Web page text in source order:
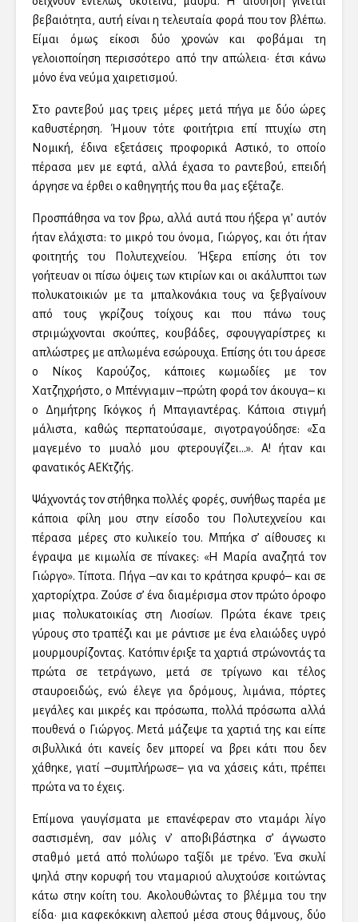
βεβαιότητα, αυτή είναι η τελευταία φορά που τον βλέπω.
Είμαι όμως είκοσι δύο χρονών και φοβάμαι τη
γελοιοποίηση περισσότερο από την απώλεια· έτσι κάνω
μόνο ένα νεύμα χαιρετισμού.
Στο ραντεβού μας τρεις μέρες μετά πήγα με δύο ώρες
καθυστέρηση. Ήμουν τότε φοιτήτρια επί πτυχίω στη
Νομική, έδινα εξετάσεις προφορικά Αστικό, το οποίο
πέρασα μεν με εφτά, αλλά έχασα το ραντεβού, επειδή
άργησε να έρθει ο καθηγητής που θα μας εξέταζε.
Προσπάθησα να τον βρω, αλλά αυτά που ήξερα γι’ αυτόν
ήταν ελάχιστα: το μικρό του όνομα, Γιώργος, και ότι ήταν
φοιτητής του Πολυτεχνείου. Ήξερα επίσης ότι τον
γοήτευαν οι πίσω όψεις των κτιρίων και οι ακάλυπτοι των
πολυκατοικιών με τα μπαλκονάκια τους να ξεβγαίνουν
από τους γκρίζους τοίχους και που πάνω τους
στριμώχνονται σκούπες, κουβάδες, σφουγγαρίστρες κι
απλώστρες με απλωμένα εσώρουχα. Επίσης ότι του άρεσε
ο Νίκος Καρούζος, κάποιες κωμωδίες με τον
Χατζηχρήστο, ο Μπένγιαμιν –πρώτη φορά τον άκουγα– κι
ο Δημήτρης Γκόγκος ή Μπαγιαντέρας. Κάποια στιγμή
μάλιστα, καθώς περπατούσαμε, σιγοτραγούδησε: «Σα
μαγεμένο το μυαλό μου φτερουγίζει…». Α! ήταν και
φανατικός ΑΕΚτζής.
Ψάχνοντάς τον στήθηκα πολλές φορές, συνήθως παρέα με
κάποια φίλη μου στην είσοδο του Πολυτεχνείου και
πέρασα μέρες στο κυλικείο του. Μπήκα σ’ αίθουσες κι
έγραψα με κιμωλία σε πίνακες: «Η Μαρία αναζητά τον
Γιώργο». Τίποτα. Πήγα –αν και το κράτησα κρυφό– και σε
χαρτορίχτρα. Ζούσε σ’ ένα διαμέρισμα στον πρώτο όροφο
μιας πολυκατοικίας στη Λιοσίων. Πρώτα έκανε τρεις
γύρους στο τραπέζι και με ράντισε με ένα ελαιώδες υγρό
μουρμουρίζοντας. Κατόπιν έριξε τα χαρτιά στρώνοντάς τα
πρώτα σε τετράγωνο, μετά σε τρίγωνο και τέλος
σταυροειδώς, ενώ έλεγε για δρόμους, λιμάνια, πόρτες
μεγάλες και μικρές και πρόσωπα, πολλά πρόσωπα αλλά
πουθενά ο Γιώργος. Μετά μάζεψε τα χαρτιά της και είπε
σιβυλλικά ότι κανείς δεν μπορεί να βρει κάτι που δεν
χάθηκε, γιατί –συμπλήρωσε– για να χάσεις κάτι, πρέπει
πρώτα να το έχεις.
Επίμονα γαυγίσματα με επανέφεραν στο νταμάρι λίγο
σαστισμένη, σαν μόλις ν’ αποβιβάστηκα σ’ άγνωστο
σταθμό μετά από πολύωρο ταξίδι με τρένο. Ένα σκυλί
ψηλά στην κορυφή του νταμαριού αλυχτούσε κοιτώντας
κάτω στην κοίτη του. Ακολουθώντας το βλέμμα του την
είδα· μια καφεκόκκινη αλεπού μέσα στους θάμνους, δύο